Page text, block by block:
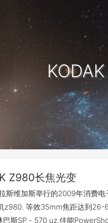
Z980长焦光变
斯维加斯举行的2009年消费
z980. 等效35mm焦距达到
斯SP - 570 uz,佳能